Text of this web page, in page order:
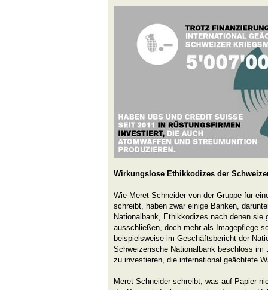
Wirkungslose Ethikkodizes der
Wie Meret Schneider von der Gruppe für
schreibt, haben zwar einige Banken,
Nationalbank, Ethikkodizes nach denen sie
ausschließen, doch mehr als Imagepflege
beispielsweise im Geschäftsbericht der
Schweizerische Nationalbank beschloss im
zu investieren, die international geächtete
Meret Schneider schreibt, was auf Papier